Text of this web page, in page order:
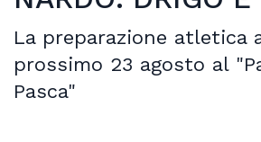
La preparazione atletica
prossimo 23 agosto al
Pasca"